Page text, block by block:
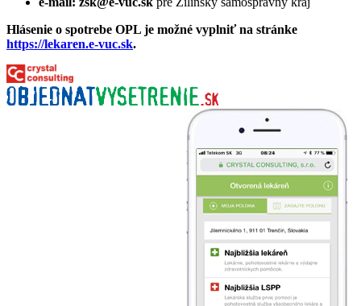
Hlásenie o spotrebe OPL je možné vyplniť na stránke
https://lekaren.e-vuc.sk.